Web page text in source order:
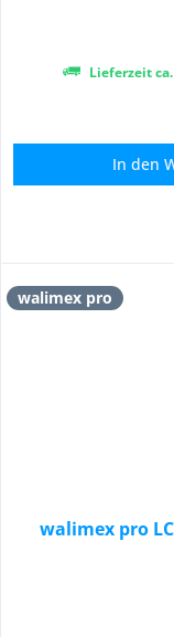
Lieferzeit
In den
walimex pro
walimex pro